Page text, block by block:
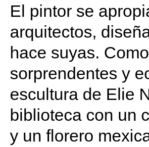
El pintor se
arquitectos,
hace suyas.
sorprendentes y
escultura de Elie
biblioteca con un
y un florero